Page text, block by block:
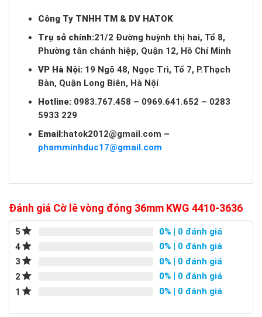
Công Ty TNHH TM & DV HATOK
Trụ sở chính:21/2 Đường huỳnh thị hai, Tổ 8,
Phường tân chánh hiệp, Quận 12, Hồ Chí Minh
VP Hà Nội: 19 Ngõ 48, Ngọc Trì, Tổ 7, P.Thạch
Bàn, Quận Long Biên, Hà Nội
Hotline: 0983.767.458 – 0969.641.652 – 0283
5933 229
Email:hatok2012@gmail.com –
phamminhduc17@gmail.com
Đánh giá Cờ lê vòng đóng 36mm KWG 4410-3636
5 0% | 0 đánh giá
4
0% | 0 đánh giá
3
0% | 0 đánh giá
2
0% | 0 đánh giá
1
0% | 0 đánh giá